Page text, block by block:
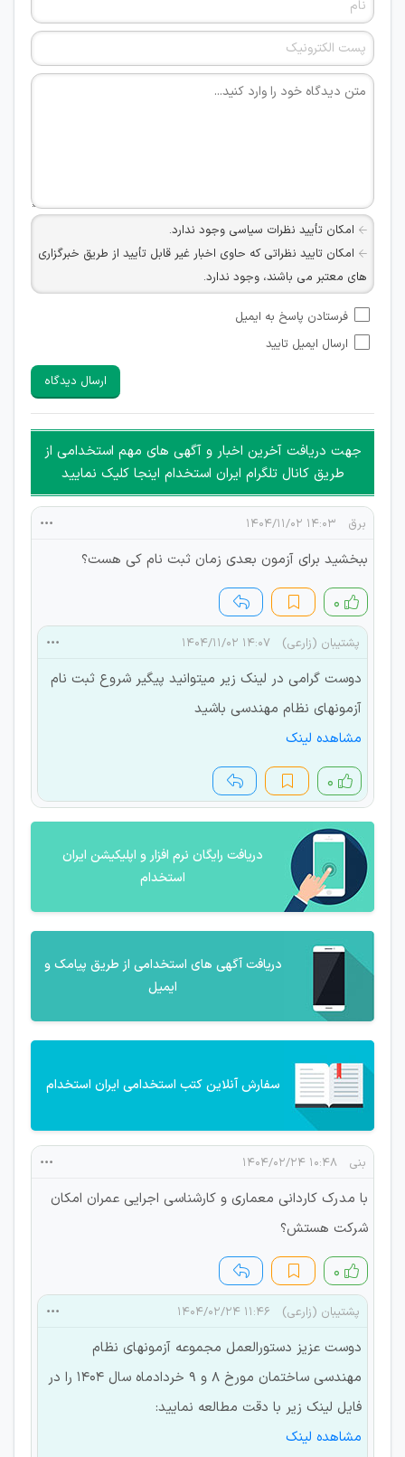
امکان تأیید نظرات سیاسی وجود ندارد.
امکان تایید نظراتی که حاوی اخبار غیر قابل تأیید از طریق خبرگزاری
های معتبر می باشند، وجود ندارد.
شبکه های مجازی ارتباطی می باشند وجود ندارد.
امکان تأیید نظرات کاربرانی که به هر طریقی قصد مأیوس کردن
هرگونه تحریک، تحقیر و کنایه به سایر افراد (مسئول و غیر مسئول)
غیر مجاز می باشد.
امکان هماهنگی برای هرگونه ملاقات حضوری چه به صورت دسته
جمعی و چه فردی توسط کاربران سایت وجود ندارد.
فرستادن پاسخ به ایمیل
ارسال ایمیل تایید
ارسال دیدگاه
جهت دریافت آخرین اخبار و آگهی های مهم استخدامی از
طریق کانال تلگرام ایران استخدام اینجا کلیک نمایید
برق ۱۴:۰۳ ۱۴۰۴/۱۱/۰۲
ببخشید برای آزمون بعدی زمان ثبت نام کی هست؟
۰
پشتیبان (زارعی) ۱۴:۰۷ ۱۴۰۴/۱۱/۰۲
دوست گرامی در لینک زیر میتوانید پیگیر شروع ثبت نام
آزمونهای نظام مهندسی باشید
مشاهده لینک
۰
دریافت رایگان نرم افزار و اپلیکیشن ایران
استخدام
دریافت آگهی های استخدامی از طریق پیامک و
ایمیل
سفارش آنلاین کتب استخدامی ایران استخدام
بنی ۱۰:۴۸ ۱۴۰۴/۰۲/۲۴
با مدرک کاردانی معماری و کارشناسی اجرایی عمران امکان
شرکت هستش؟
۰
پشتیبان (زارعی) ۱۱:۴۶ ۱۴۰۴/۰۲/۲۴
دوست عزیز دستورالعمل مجموعه آزمونهای نظام
مهندسی ساختمان مورخ 8 و 9 خردادماه سال 1404 را در
فایل لینک زیر با دقت مطالعه نمایید:
مشاهده لینک